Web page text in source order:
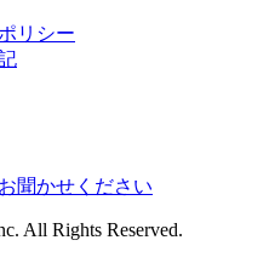
リシー
聞かせください
All Rights Reserved.